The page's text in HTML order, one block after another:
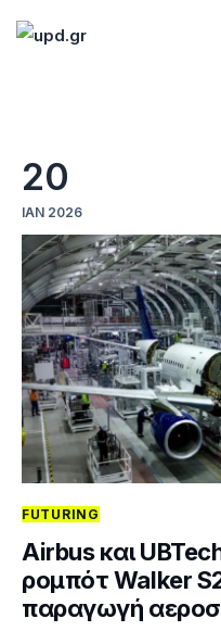
Games
Futuring
AI news
How To
Blog
Επικοινωνία
20
ΙΑΝ 2026
FUTURING
Airbus και
ρομπότ Walker
παραγωγή